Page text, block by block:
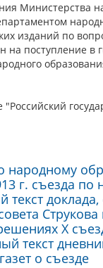
Министерства
изданий по
на поступление в
народному
г. съезда по
текст
X
текст
о съезде